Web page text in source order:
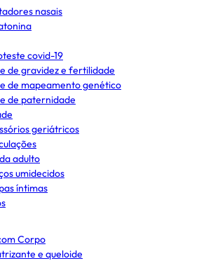
nasais
covid-19
de gravidez e fertilidade
de mapeamento genético
de paternidade
geriátricos
adulto
umidecidos
íntimas
Corpo
e queloide